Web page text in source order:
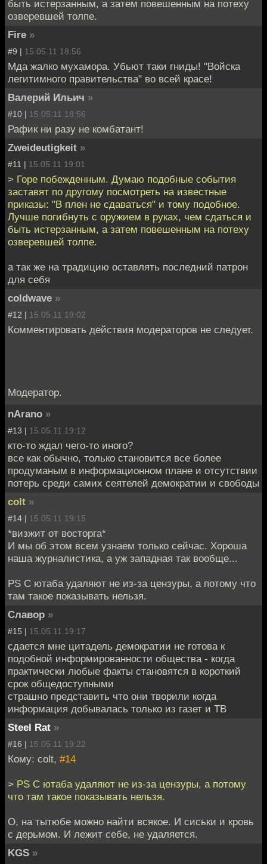
быть истерзанным, а затем повешенным на потеху
озверевшей толпе.
Fire »
#9 | 15.05.11 18:56
Мда жалко мухамора. Убьют таки гниды! "Войска
легитимного правительства" во всей красе!
Валерий Ильич »
#10 | 15.05.11 18:56
Рафик ни разу не комбатант!
Zweideutigkeit »
#11 | 15.05.11 19:01
> Горе побежденным. Думаю подобные события
заставят по другому посмотреть на известные
приказы: "В плен не сдаваться" и тому подобное.
Лучше погибнуть с оружием в руках, чем сдаться и
быть истерзанным, а затем повешенным на потеху
озверевшей толпе.
а так же на традицию оставлять последний патрон
для себя
coldwave »
#12 | 15.05.11 19:02
Комментировать действия модераторов не следует.
Модератор.
nArano »
#13 | 15.05.11 19:12
кто-то ждал чего-то иного?
все как обычно, только становится все более
продуманым в информационном плане и отсутствии
потерь среди самих сеятелей демократии и свободы
colt »
#14 | 15.05.11 19:15
*визжит от восторга*
И мы об этом всем узнаем только сейчас. Хороша
наша журналистика, а уж западная так вообще...
PS С ютаба удаляют не из-за цензуры, а потому что
там такое показывать нельзя.
Славор »
#15 | 15.05.11 19:17
сдается мне цитадель демократии не готова к
подобной информированности общества - когда
практически любые факты становятся в короткий
срок общедоступными
страшно представить что они творили когда
информация добывалась только из газет и ТВ
Steel Rat »
#16 | 15.05.11 19:22
Кому: colt, #14
> PS С ютаба удаляют не из-за цензуры, а потому
что там такое показывать нельзя.
О, на тытюбе можно найти всякое. И сиськи и кровь
с дерьмом. И лежит себе, не удаляется.
KGS »